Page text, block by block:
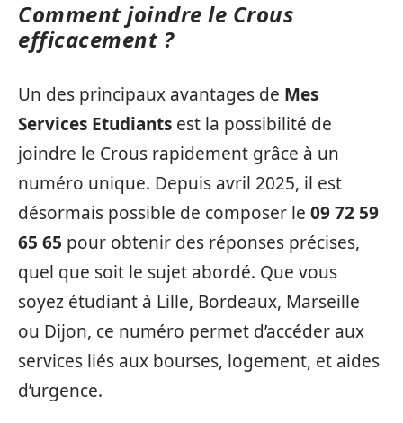
Comment joindre le Crous
efficacement ?
Un des principaux avantages de Mes
Services Etudiants est la possibilité de
joindre le Crous rapidement grâce à un
numéro unique. Depuis avril 2025, il est
désormais possible de composer le 09 72 59
65 65 pour obtenir des réponses précises,
quel que soit le sujet abordé. Que vous
soyez étudiant à Lille, Bordeaux, Marseille
ou Dijon, ce numéro permet d’accéder aux
services liés aux bourses, logement, et aides
d’urgence.